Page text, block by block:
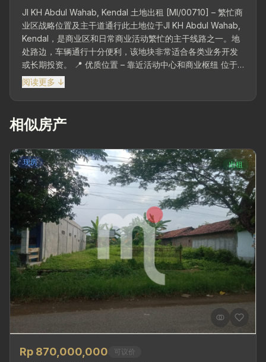
Jl KH Abdul Wahab, Kendal 土地出租 [MI/00710] – 繁忙商
业区战略位置及主干道通行此土地位于Jl KH Abdul Wahab,
Kendal，是商业区和日常商业活动繁忙的主干线路之一。地
处路边，车辆通行十分便利，该地块非常适合各类业务开发
或长期投资。 📍 优质位置 – 靠近活动中心和商业枢纽 位于
车流量高的区域，靠近住宅区、公共设施和其他商业区。这
个战略位置为您的业务项目提供了高可见性，方便客户出入
和物流分配。 📐 土地面积2,205平方米 | 黄区 – 宽敞灵活的
土地，非常理想...
阅读更多 ↓
相似房产
现房 出租
Rp 870,000,000 可议价